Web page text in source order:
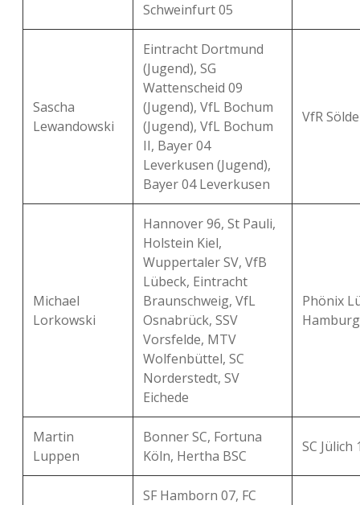
Schweinfurt 05
Sascha
Lewandowski
Eintracht Dortmund
(Jugend), SG
Wattenscheid 09
(Jugend), VfL Bochum
(Jugend), VfL Bochum
II, Bayer 04
Leverkusen (Jugend),
Bayer 04 Leverkusen
VfR Sölde
Michael
Lorkowski
Hannover 96, St Pauli,
Holstein Kiel,
Wuppertaler SV, VfB
Lübeck, Eintracht
Braunschweig, VfL
Osnabrück, SSV
Vorsfelde, MTV
Wolfenbüttel, SC
Norderstedt, SV
Eichede
Phönix
Hamburg
Martin
Luppen
Bonner SC, Fortuna
Köln, Hertha BSC
SC Jülich
SF Hamborn 07, FC